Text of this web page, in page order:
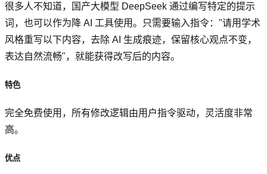
很多人不知道，国产大模型 DeepSeek 通过编写特定的提示
词，也可以作为降 AI 工具使用。只需要输入指令："请用学术
风格重写以下内容，去除 AI 生成痕迹，保留核心观点不变，
表达自然流畅"，就能获得改写后的内容。
特色
完全免费使用，所有修改逻辑由用户指令驱动，灵活度非常
高。
优点